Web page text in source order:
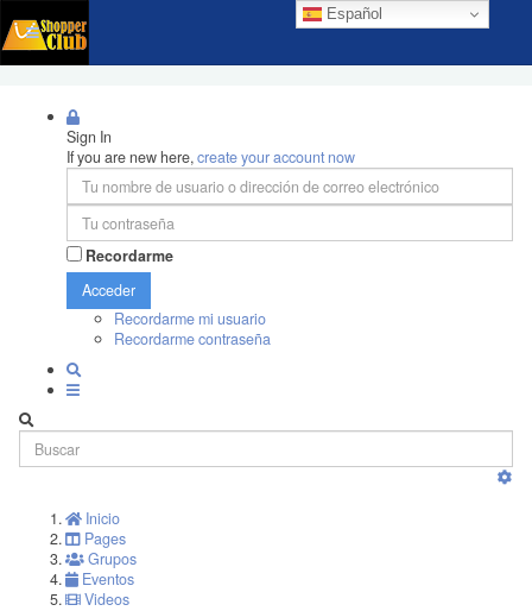
Español
Sign In
If you are new here,create your account now
Recordarme
Acceder
Recordarme mi usuario
Recordarme contraseña
Inicio
Pages
Grupos
Eventos
Videos